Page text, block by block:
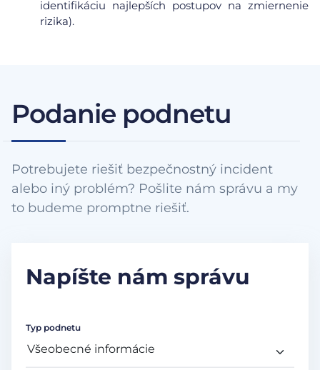
identifikáciu najlepších postupov na zmiernenie
rizika).
Podanie podnetu
Potrebujete riešiť bezpečnostný incident
alebo iný problém? Pošlite nám správu a my
to budeme promptne riešiť.
Napíšte nám správu
Typ podnetu